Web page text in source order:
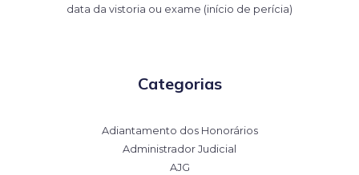
data da vistoria ou exame (início de perícia)
Categorias
Adiantamento dos Honorários
Administrador Judicial
AJG